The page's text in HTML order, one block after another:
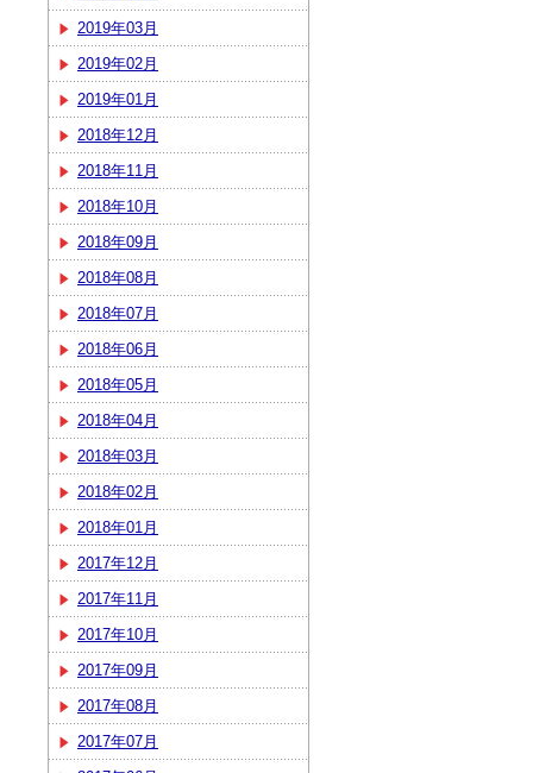
2019年03月
2019年02月
2019年01月
2018年12月
2018年11月
2018年10月
2018年09月
2018年08月
2018年07月
2018年06月
2018年05月
2018年04月
2018年03月
2018年02月
2018年01月
2017年12月
2017年11月
2017年10月
2017年09月
2017年08月
2017年07月